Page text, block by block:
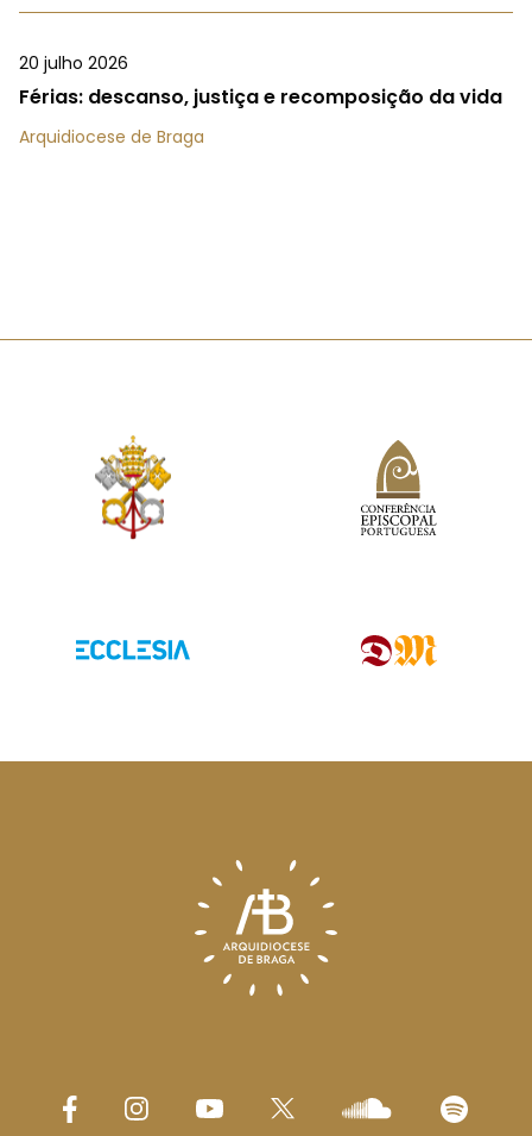
20 julho 2026
Férias: descanso, justiça e recomposição da vida
Arquidiocese de Braga